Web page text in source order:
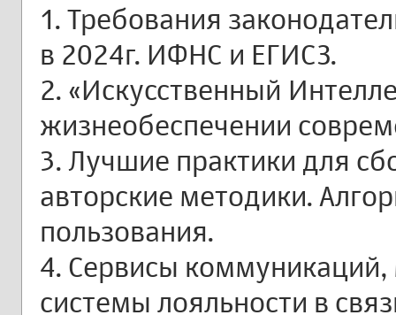
1. Требования
в 2024г. ИФНС и ЕГИСЗ.
2. «Искусственный
жизнеобеспечении
3. Лучшие практики для
авторские методики.
пользования.
4. Сервисы коммуникаций,
системы лояльности в